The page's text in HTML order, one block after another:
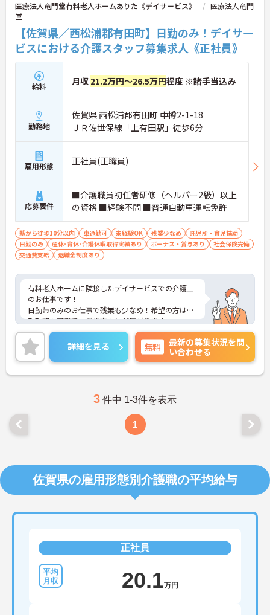
医療法人竜門堂有料老人ホームありた《デイサービス》
医療法人竜門
堂
【佐賀県／西松浦郡有田町】日勤のみ！デイサー
ビスにおける介護スタッフ募集求人《正社員》
給料 月収 21.2万円～26.5万円程度 ※諸手当込み
勤務地
佐賀県 西松浦郡有田町 中樽2-1-18
ＪＲ佐世保線「上有田駅」徒歩6分
雇用形態 正社員(正職員)
応募要件
■介護職員初任者研修（ヘルパー2級）以上
の資格 ■経験不問 ■普通自動車運転免許
駅から徒歩10分以内 車通勤可 未経験OK 残業少なめ
託児所・育児補助
日勤のみ
産休･育休･介護休暇取得実績あり ボーナス・賞与あり
社会保険完備
交通費支給
退職金制度あり
有料老人ホームに隣接したデイサービスでの介護士
のお仕事です！
日勤帯のみのお仕事で残業も少なめ！希望の方は夜
勤勤務も可能で、働き方も幅が広がります。
ご興味ある方には、面接のポイントなど、さらに詳
細をお話致しますのでお気軽にご相談ください。
詳細を見る 無料
最新の募集状況を問
い合わせる
3 件中 1-3件を表示
1
佐賀県の雇用形態別介護職の平均給与
正社員
20.1万円